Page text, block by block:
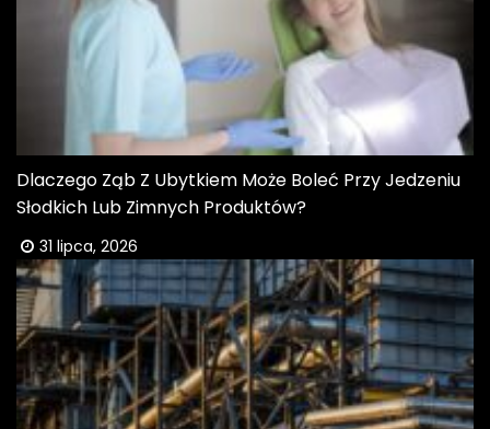
Dlaczego Ząb Z Ubytkiem Może Boleć Przy Jedzeniu
Słodkich Lub Zimnych Produktów?
31 lipca, 2026